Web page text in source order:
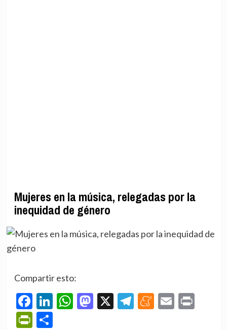
Mujeres en la música, relegadas por la
inequidad de género
Compartir esto:
Facebook
LinkedIn
WhatsApp
Mastodon
X Telegram
Meneame
Email
PrintFriendly
Compartir